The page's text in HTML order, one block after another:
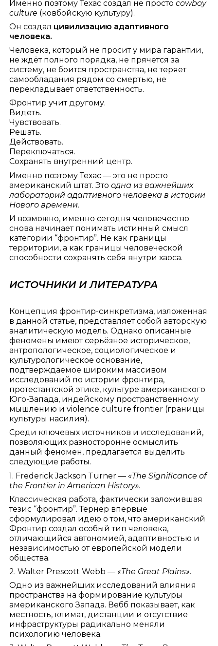
Именно поэтому Техас создал не простоcowboy
culture (ковбойскую культуру).
Он создал цивилизацию адаптивного
человека.
Человека, который не просит у мира гарантии,
не ждёт полного порядка, не прячется за
систему, не боится пространства, не теряет
самообладания рядом со смертью, не
перекладывает ответственность.
Фронтир учит другому.
Видеть.
Чувствовать.
Решать.
Действовать.
Переключаться.
Сохранять внутренний центр.
Именно поэтому Техас — это не просто
американский штат. Этоодна из важнейших
лабораторий адаптивного человека в истории
Нового времени.
И возможно, именно сегодня человечество
снова начинает понимать истинный смысл
категории “фронтир”. Не как границы
территории, а как границы человеческой
способности сохранять себя внутри хаоса.
ИСТОЧНИКИ И ЛИТЕРАТУРА
Концепция фронтир-синкретизма, изложенная
в данной статье, представляет собой авторскую
аналитическую модель. Однако описанные
феномены имеют серьёзное историческое,
антропологическое, социологическое и
культурологическое основание,
подтверждаемое широким массивом
исследований по истории фронтира,
протестантской этике, культуре американского
Юго-Запада, индейскому пространственному
мышлению и violence culture frontier (границы
культуры насилия).
Среди ключевых источников и исследований,
позволяющих разносторонне осмыслить
данный феномен, предлагается выделить
следующие работы.
1. Frederick Jackson Turner — «The Significance of
the Frontier in American History».
Классическая работа, фактически заложившая
тезис “фронтир”. Тернер впервые
сформулировал идею о том, что американский
Фронтир создал особый тип человека,
отличающийся автономией, адаптивностью и
независимостью от европейской модели
общества.
2. Walter Prescott Webb — «The Great Plains».
Одно из важнейших исследований влияния
пространства на формирование культуры
американского Запада. Вебб показывает, как
местность, климат, дистанции и отсутствие
инфраструктуры радикально меняли
психологию человека.